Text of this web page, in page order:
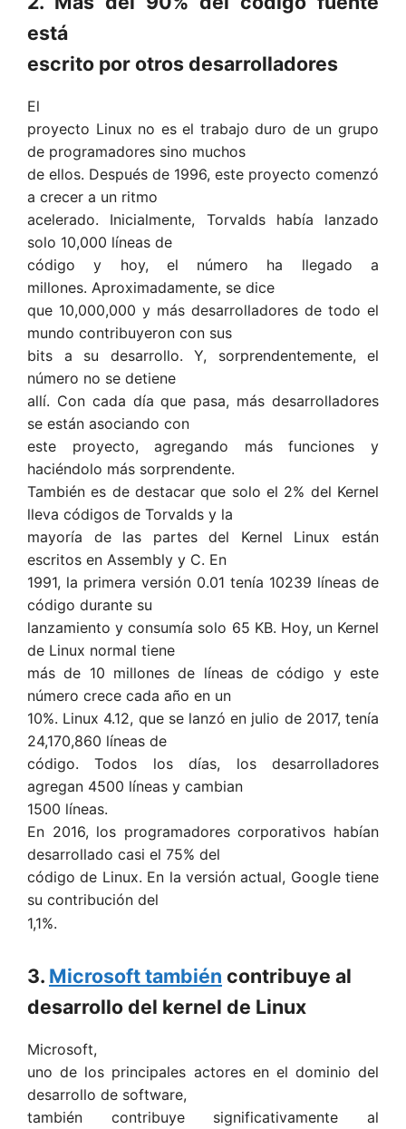
está
escrito por otros desarrolladores
El
proyecto Linux no es el trabajo duro de un grupo
de programadores sino muchos
de ellos. Después de 1996, este proyecto comenzó
a crecer a un ritmo
acelerado. Inicialmente, Torvalds había lanzado
solo 10,000 líneas de
código y hoy, el número ha llegado a
millones. Aproximadamente, se dice
que 10,000,000 y más desarrolladores de todo el
mundo contribuyeron con sus
bits a su desarrollo. Y, sorprendentemente, el
número no se detiene
allí. Con cada día que pasa, más desarrolladores
se están asociando con
este proyecto, agregando más funciones y
haciéndolo más sorprendente.
También es de destacar que solo el 2% del Kernel
lleva códigos de Torvalds y la
mayoría de las partes del Kernel Linux están
escritos en Assembly y C. En
1991, la primera versión 0.01 tenía 10239 líneas de
código durante su
lanzamiento y consumía solo 65 KB. Hoy, un Kernel
de Linux normal tiene
más de 10 millones de líneas de código y este
número crece cada año en un
10%. Linux 4.12, que se lanzó en julio de 2017, tenía
24,170,860 líneas de
código. Todos los días, los desarrolladores
agregan 4500 líneas y cambian
1500 líneas.
En 2016, los programadores corporativos habían
desarrollado casi el 75% del
código de Linux. En la versión actual, Google tiene
su contribución del
1,1%.
3. Microsoft también contribuye al
desarrollo del kernel de Linux
Microsoft,
uno de los principales actores en el dominio del
desarrollo de software,
también contribuye significativamente al